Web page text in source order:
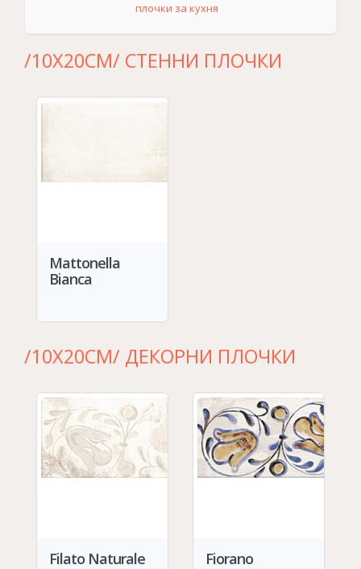
плочки за кухня
/10Х20СМ/ СТЕННИ ПЛОЧКИ
Mattonella
Bianca
/10Х20СМ/ ДЕКОРНИ ПЛОЧКИ
Filato Naturale Fiorano